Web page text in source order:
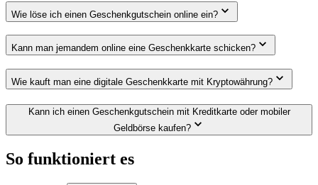
Wie löse ich einen Geschenkgutschein online ein?
Kann man jemandem online eine Geschenkkarte schicken?
Wie kauft man eine digitale Geschenkkarte mit Kryptowährung?
Kann ich einen Geschenkgutschein mit Kreditkarte oder mobiler
Geldbörse kaufen?
So funktioniert es